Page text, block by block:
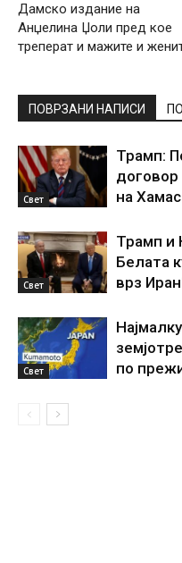
Дамско издание на
Анџелина Џоли пред кое
треперат и мажите и
ПОВРЗАНИ НАПИСИ
Свет
Трамп:
на Хамас
Свет
Трамп и
Белата
врз
Свет
по